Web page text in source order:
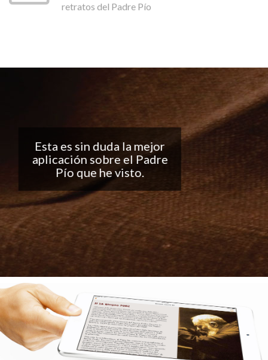
retratos del Padre Pío
Buena aplicación, me
encantan las
notificaciones todos los
días... ¡Sigan con el buen
trabajo!